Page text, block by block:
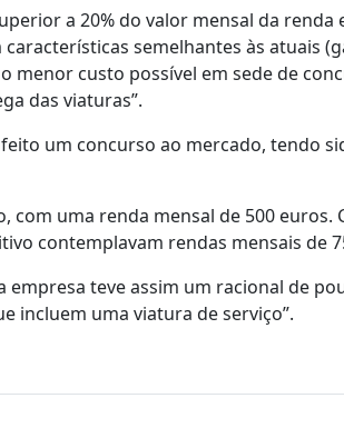
a 20% do valor mensal da renda
semelhantes às atuais
custo possível em sede de
das viaturas”.
um concurso ao mercado, tendo
uma renda mensal de 500 euros.
contemplavam rendas mensais de
empresa teve assim um racional de
incluem uma viatura de serviço”.